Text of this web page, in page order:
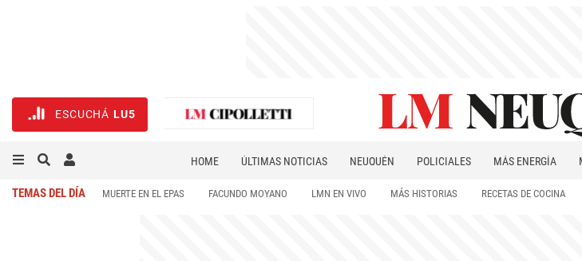
ESCUCHÁ LU5
HOME ÚLTIMAS NOTICIAS NEUQUÉN POLICIALES MÁS ENERGÍA
TEMAS DEL DÍA MUERTE EN EL EPAS FACUNDO MOYANO LMN EN VIVO MÁS HISTORIAS RECETAS DE COCINA